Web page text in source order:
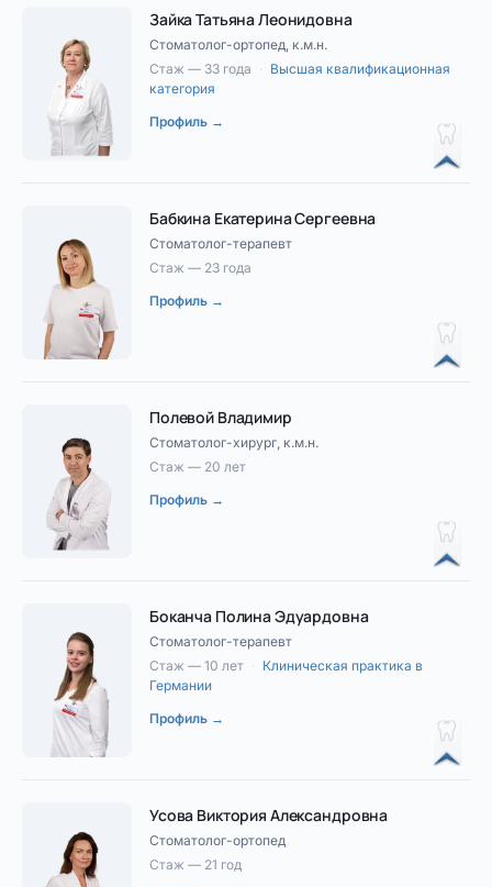
Зайка Татьяна Леонидовна
Стоматолог-ортопед, к.м.н.
Стаж — 33 года · Высшая квалификационная
категория
Профиль →
Бабкина Екатерина Сергеевна
Стоматолог-терапевт
Стаж — 23 года
Профиль →
Полевой Владимир
Стоматолог-хирург, к.м.н.
Стаж — 20 лет
Профиль →
Боканча Полина Эдуардовна
Стоматолог-терапевт
Стаж — 10 лет · Клиническая практика в
Германии
Профиль →
Усова Виктория Александровна
Стоматолог-ортопед
Стаж — 21 год